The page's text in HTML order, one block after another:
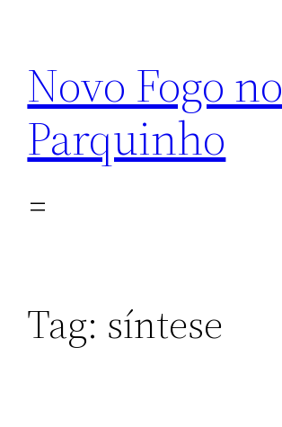
conteúdo
Novo Fogo no
Parquinho
Tag: síntese